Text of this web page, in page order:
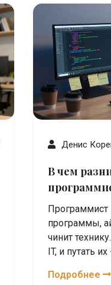
Денис
В чем
четкое
Программист
программы,
чинит
IT, и путать
как выбрать
Подробнее